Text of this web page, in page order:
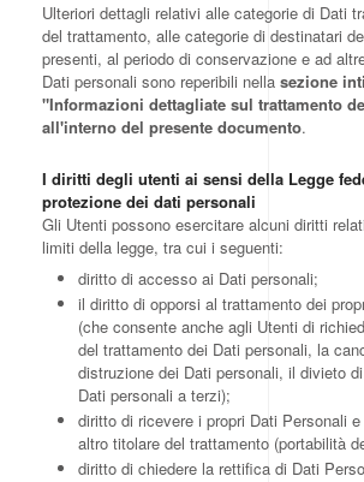
Ulteriori dettagli relativi alle categorie di Dati
del trattamento, alle categorie di destinatari
presenti, al periodo di conservazione e ad
Dati personali sono reperibili nella sezione
"Informazioni dettagliate sul trattamento
all'interno del presente documento.
I diritti degli utenti ai sensi della Legge
protezione dei dati personali
Gli Utenti possono esercitare alcuni diritti
limiti della legge, tra cui i seguenti:
diritto di accesso ai Dati personali;
il diritto di opporsi al trattamento dei
(che consente anche agli Utenti di
del trattamento dei Dati personali, la
distruzione dei Dati personali, il divieto
Dati personali a terzi);
diritto di ricevere i propri Dati Personali
altro titolare del trattamento (portabilità
diritto di chiedere la rettifica di Dati